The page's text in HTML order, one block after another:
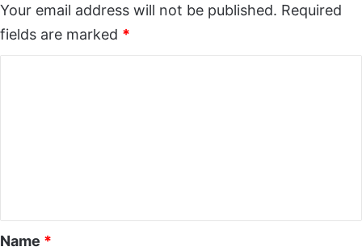
Your email address will not be published. Required
fields are marked *
*
Name *